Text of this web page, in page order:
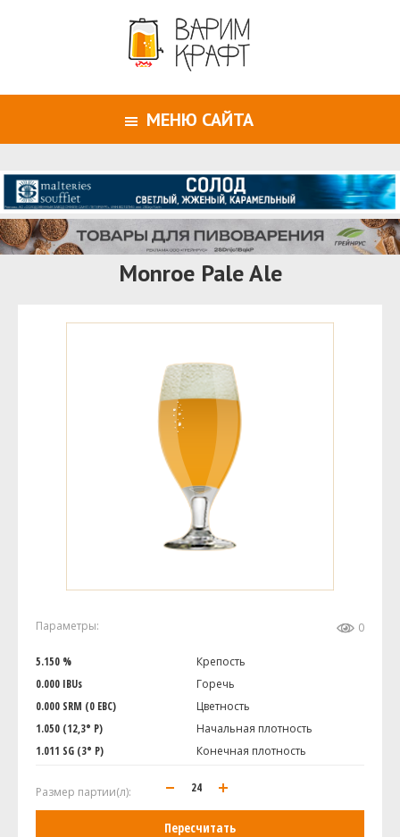
МЕНЮ САЙТА
Monroe Pale Ale
Параметры: 0
5.150 %
Крепость
0.000 IBUs
Горечь
0.000 SRM (0 EBC)
Цветность
1.050 (12,3° P)
Начальная плотность
1.011 SG (3° P)
Конечная плотность
Размер партии(л):
Пересчитать